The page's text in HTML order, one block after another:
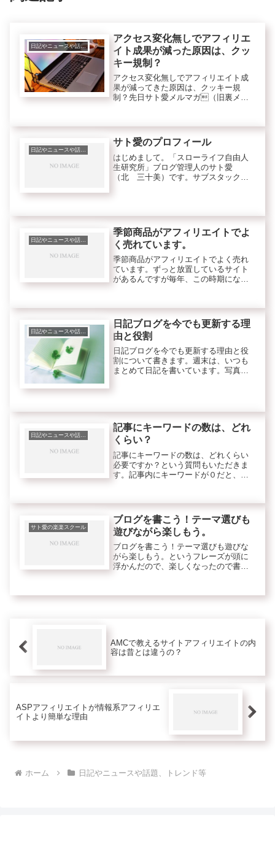
日記やニュースや話題、トレンド等
アクセス変化無しでアフィリエ
イト成果が減った原因は、クッ
キー規制？
アクセス変化無しでアフィリエイト成
果が減ってきた原因は、クッキー規
制？先日サト愛メルマガ（旧裏メル
れるメリットは、クッキー規制がアフ
ィリエイトやビジネスの広告に影響す
る可...
日記やニュースや話題、トレンド等
サト愛のプロフィール
はじめまして。「スローライフ自由人
生研究所」ブログ管理人のサト愛
（北 三十美）です。サブスタックア
stand.fmでサト愛の音声チャンネル...
日記やニュースや話題、トレンド等
季節商品がアフィリエイトでよ
く売れています。
季節商品がアフィリエイトでよく売れ
ています。ずっと放置しているサイト
があるんですが毎年、この時期になる
きてどんどん売れています。何が売れ
ているかというと
日記やニュースや話題、トレンド等
日記ブログを今でも更新する理
由と役割
日記ブログを今でも更新する理由と役
割について書きます。週末は、いつも
まとめて日記を書いています。写真を
日記やニュースや話題、トレンド等
記事にキーワードの数は、どれ
くらい？
記事にキーワードの数は、どれくらい
必要ですか？という質問もいただきま
す。記事内にキーワードが０だと、当
スパムみたいでよくないと感じます。
私の記事の例で、数を数えてみまし
た。
サト愛の楽楽スクール
ブログを書こう！テーマ選びも
遊びながら楽しもう。
ブログを書こう！テーマ選びも遊びな
がら楽しもう。というフレーズが頭に
浮かんだので、楽しくなったので書い
らいのサト愛です。新しいブログを作
AMCで教えるサイトアフィリエイトの内
容は昔とは違うの？
ASPアフィリエイトが情報系アフィリエ
イトより簡単な理由
ホーム 日記やニュースや話題、トレンド等